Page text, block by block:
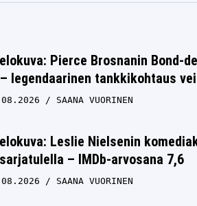
Pierce Brosnanin Bond-
legendaarinen tankkikohtaus
SAANA VUORINEN
Leslie Nielsenin
– IMDb-arvosana 7,6
SAANA VUORINEN